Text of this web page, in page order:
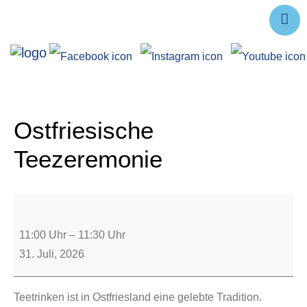
Forschung
Service
Ostfriesische
Teezeremonie
11:00 Uhr – 11:30 Uhr
31. Juli, 2026
Teetrinken ist in Ostfriesland eine gelebte Tradition.